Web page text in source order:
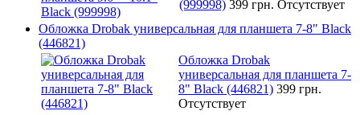
(999998) 399 грн. Отсутствует
Обложка Drobak универсальная для планшета 7-8" Black
(446821)
Обложка Drobak
универсальная для планшета 7-
8" Black (446821) 399 грн.
Отсутствует